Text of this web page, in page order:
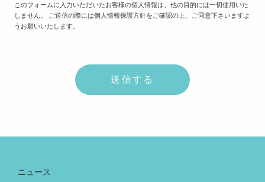
このフォームに入力いただいたお客様の個人情報は、他の目的には一切使用いた
しません。 ご送信の際には個人情報保護方針をご確認の上、ご同意下さいますよ
うお願いいたします。
ニュース